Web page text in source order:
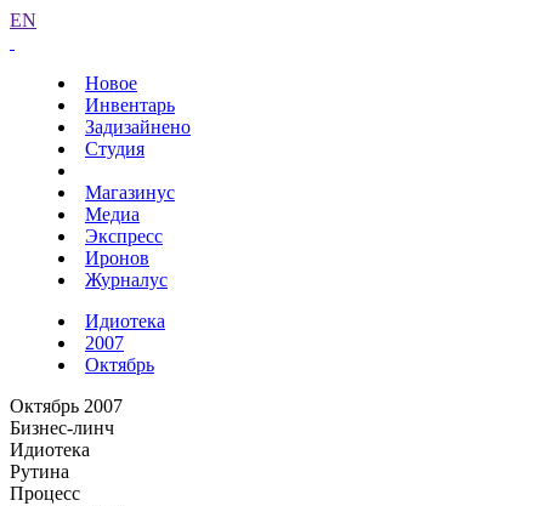
EN
Новое
Инвентарь
Задизайнено
Студия
Магазинус
Медиа
Экспресс
Иронов
Журналус
Идиотека
2007
Октябрь
Октябрь 2007
Бизнес-линч
Идиотека
Рутина
Процесс